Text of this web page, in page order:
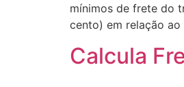
mínimos de frete do
cento) em relação
Calcula